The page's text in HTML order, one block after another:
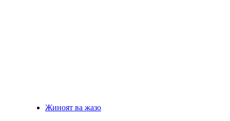
Жиноят ва жазо